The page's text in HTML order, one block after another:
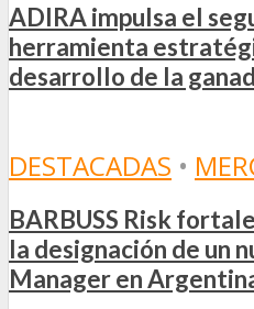
ADIRA impulsa el
herramienta
desarrollo de la
DESTACADAS •
BARBUSS Risk
la designación de un
Manager en